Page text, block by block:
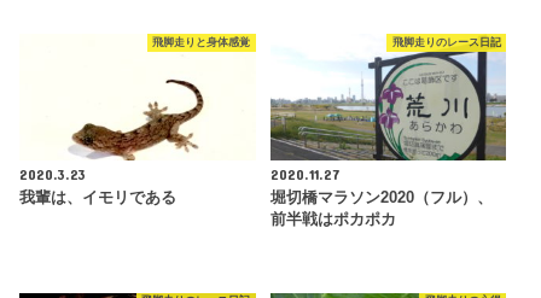
飛脚走りと身体感覚
2020.3.23
我輩は、イモリである
飛脚走りのレース日記
2020.11.27
堀切橋マラソン2020（フル）、
前半戦はポカポカ